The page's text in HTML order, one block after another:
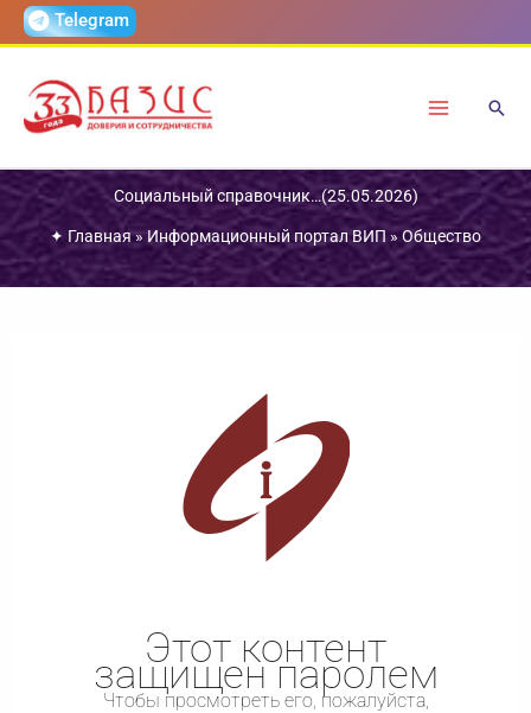
ПерейтиTelegram
Социальный справочник…(25.05.2026)
✦ Главная» Информационный портал ВИП »Общество
Этот контент
защищен паролем
Чтобы просмотреть его, пожалуйста,